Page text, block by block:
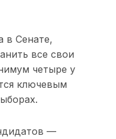
в Сенате,
все свои
четыре у
ключевым
—